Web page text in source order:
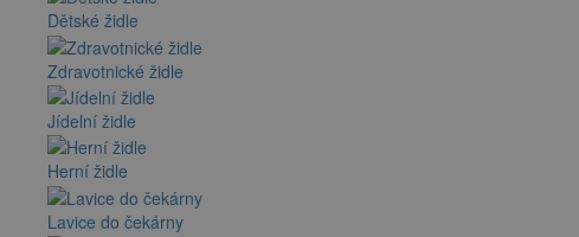
Dětské židle
Zdravotnické židle
Jídelní židle
Herní židle
Lavice do čekárny